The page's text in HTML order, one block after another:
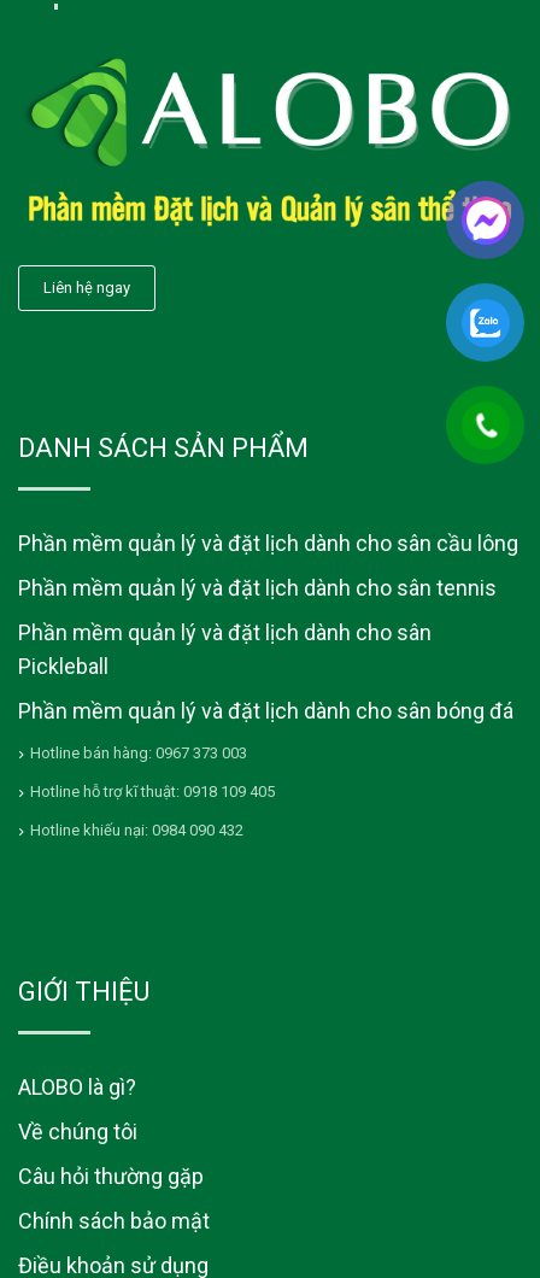
Liên hệ ngay
DANH SÁCH SẢN PHẨM
Phần mềm quản lý và đặt lịch dành cho sân cầu lông
Phần mềm quản lý và đặt lịch dành cho sân tennis
Phần mềm quản lý và đặt lịch dành cho sân
Pickleball
Phần mềm quản lý và đặt lịch dành cho sân bóng đá
Hotline bán hàng: 0967 373 003
Hotline hỗ trợ kĩ thuật: 0918 109 405
Hotline khiếu nại: 0984 090 432
GIỚI THIỆU
ALOBO là gì?
Về chúng tôi
Câu hỏi thường gặp
Chính sách bảo mật
Điều khoản sử dụng